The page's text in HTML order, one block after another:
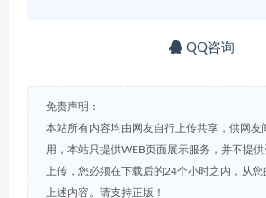
QQ咨询
免责声明：
本站所有内容均由网友自行上传共享，供网友
用，本站只提供WEB页面展示服务，并不提
上传，您必须在下载后的24个小时之内，从
上述内容。请支持正版！